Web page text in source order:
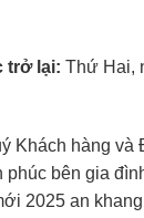
trở lại: Thứ Hai,
Khách hàng và
phúc bên gia
2025 an